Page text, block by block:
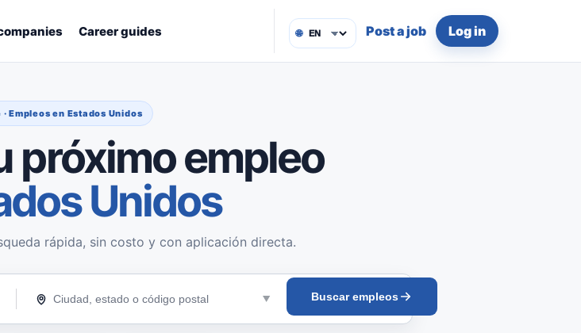
Career guides 🌐 Post a job Log in
Empleos en Estados Unidos
próximo empleo
Unidos
rápida, sin costo y con aplicación directa.
Buscar empleos